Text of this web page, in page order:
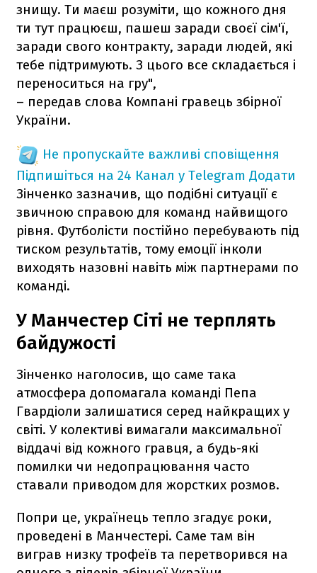
знищу. Ти маєш розуміти, що кожного дня
ти тут працюєш, пашеш заради своєї сім'ї,
заради свого контракту, заради людей, які
тебе підтримують. З цього все складається і
переноситься на гру",
– передав слова Компані гравець збірної
України.
Не пропускайте важливі сповіщення
Підпишіться на 24 Канал у Telegram Додати
Зінченко зазначив, що подібні ситуації є
звичною справою для команд найвищого
рівня. Футболісти постійно перебувають під
тиском результатів, тому емоції інколи
виходять назовні навіть між партнерами по
команді.
У Манчестер Сіті не терплять
байдужості
Зінченко наголосив, що саме така
атмосфера допомагала команді Пепа
Гвардіоли залишатися серед найкращих у
світі. У колективі вимагали максимальної
віддачі від кожного гравця, а будь-які
помилки чи недопрацювання часто
ставали приводом для жорстких розмов.
Попри це, українець тепло згадує роки,
проведені в Манчестері. Саме там він
виграв низку трофеїв та перетворився на